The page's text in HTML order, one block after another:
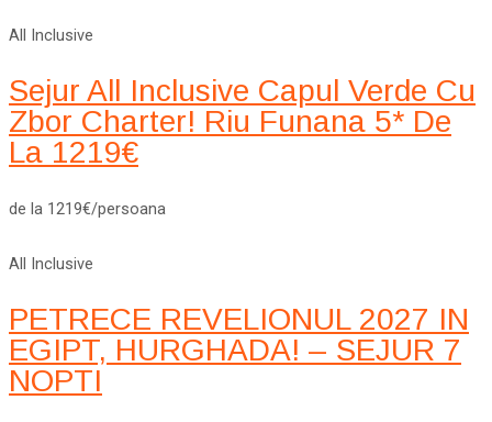
All Inclusive
Sejur All Inclusive Capul Verde Cu
Zbor Charter! Riu Funana 5* De
La 1219€
de la 1219€/persoana
All Inclusive
PETRECE REVELIONUL 2027 IN
EGIPT, HURGHADA! – SEJUR 7
NOPTI